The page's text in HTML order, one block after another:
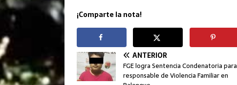
¡Comparte la nota!
ANTERIOR
FGE logra Sentencia Condenatoria para
responsable de Violencia Familiar en